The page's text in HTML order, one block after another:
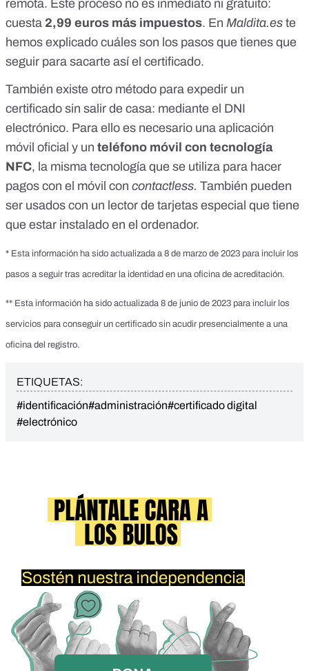
remota. Este proceso no es inmediato ni gratuito:
cuesta 2,99 euros más impuestos. En Maldita.es te
hemos explicado cuáles son los pasos que tienes que
seguir para sacarte así el certificado.
También existe otro método para expedir un
certificado sin salir de casa: mediante el DNI
electrónico. Para ello es necesario una aplicación
móvil oficial y un teléfono móvil con tecnología
NFC, la misma tecnología que se utiliza para hacer
pagos con el móvil con contactless. También pueden
ser usados con un lector de tarjetas especial que tiene
que estar instalado en el ordenador.
* Esta información ha sido actualizada a 8 de marzo de 2023 para incluir los
pasos a seguir tras acreditar la identidad en una oficina de acreditación.
** Esta información ha sido actualizada 8 de junio de 2023 para incluir los
servicios para conseguir un certificado sin acudir presencialmente a una
oficina del registro.
ETIQUETAS:
#identificación#administración#certificado digital
#electrónico